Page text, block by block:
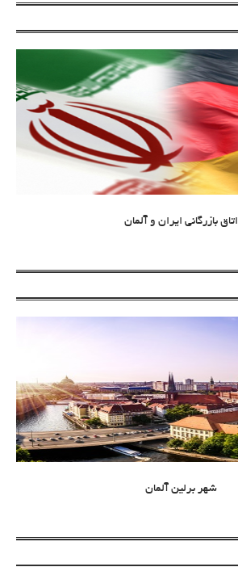
اتاق بازرگانی ایران و آلمان
شهر برلین آلمان